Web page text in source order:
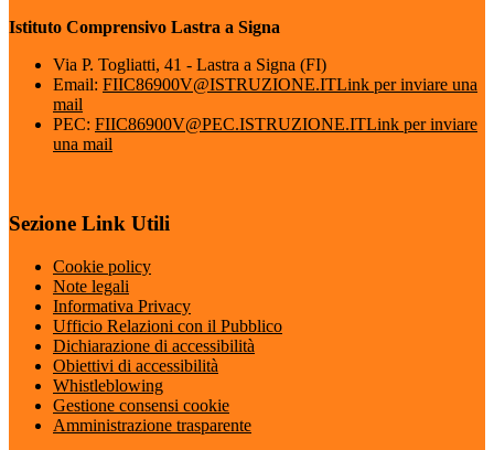
Istituto Comprensivo Lastra a Signa
Via P. Togliatti, 41 - Lastra a Signa (FI)
Email: FIIC86900V@ISTRUZIONE.ITLink per inviare una
mail
PEC: FIIC86900V@PEC.ISTRUZIONE.ITLink per inviare
una mail
Sezione Link Utili
Cookie policy
Note legali
Informativa Privacy
Ufficio Relazioni con il Pubblico
Dichiarazione di accessibilità
Obiettivi di accessibilità
Whistleblowing
Gestione consensi cookie
Amministrazione trasparente